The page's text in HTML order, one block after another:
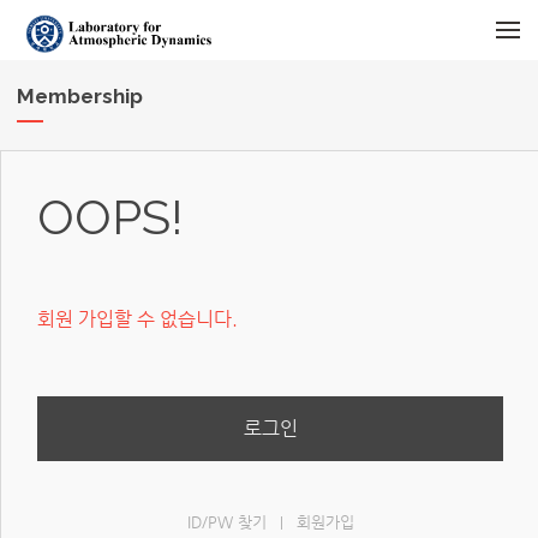
Membership
OOPS!
회원 가입할 수 없습니다.
로그인
ID/PW 찾기 회원가입